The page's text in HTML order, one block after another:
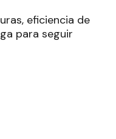
eficiencia de
para seguir